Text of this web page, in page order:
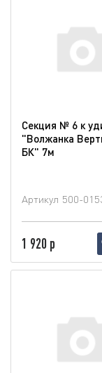
Секция № 6 к
"Волжанка
БК" 7м
Артикул 500-
1 920 р